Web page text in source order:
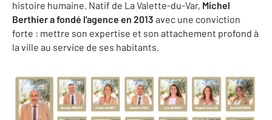
histoire humaine. Natif de La Valette-du-Var, Michel
Berthier a fondé l'agence en 2013 avec une conviction
forte : mettre son expertise et son attachement profond à
la ville au service de ses habitants.